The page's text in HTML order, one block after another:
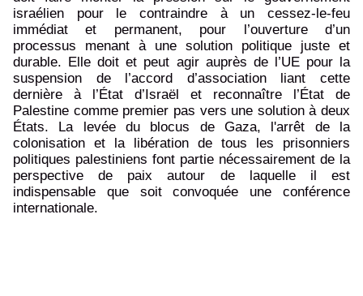
israélien pour le contraindre à un cessez-le-feu
immédiat et permanent, pour l’ouverture d’un
processus menant à une solution politique juste et
durable. Elle doit et peut agir auprès de l’UE pour la
suspension de l’accord d’association liant cette
dernière à l’État d’Israël et reconnaître l’État de
Palestine comme premier pas vers une solution à deux
États. La levée du blocus de Gaza, l'arrêt de la
colonisation et la libération de tous les prisonniers
politiques palestiniens font partie nécessairement de la
perspective de paix autour de laquelle il est
indispensable que soit convoquée une conférence
internationale.